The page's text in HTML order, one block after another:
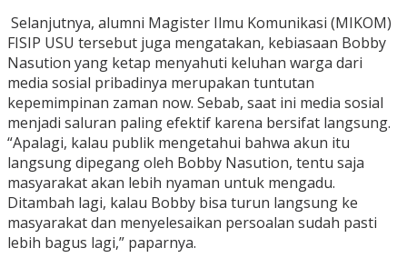
Selanjutnya, alumni Magister Ilmu Komunikasi (MIKOM)
FISIP USU tersebut juga mengatakan, kebiasaan Bobby
Nasution yang ketap menyahuti keluhan warga dari
media sosial pribadinya merupakan tuntutan
kepemimpinan zaman now. Sebab, saat ini media sosial
menjadi saluran paling efektif karena bersifat langsung.
“Apalagi, kalau publik mengetahui bahwa akun itu
langsung dipegang oleh Bobby Nasution, tentu saja
masyarakat akan lebih nyaman untuk mengadu.
Ditambah lagi, kalau Bobby bisa turun langsung ke
masyarakat dan menyelesaikan persoalan sudah pasti
lebih bagus lagi,” paparnya.